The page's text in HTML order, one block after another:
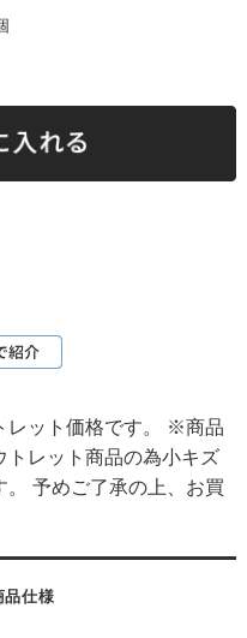
レット価格です。 ※商品
トレット商品の為小キズ
予めご了承の上、お買
品仕様